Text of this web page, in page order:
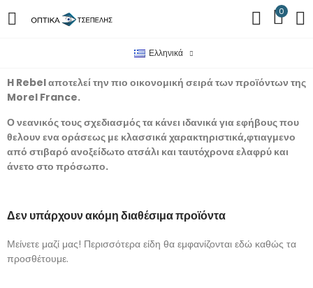
0
Ελληνικά
H Rebel αποτελεί την πιο οικονομική σειρά των προϊόντων της
Morel France.
Ο νεανικός τους σχεδιασμός τα κάνει ιδανικά για εφήβους που
θελουν ενα οράσεως με κλασσικά χαρακτηριστικά,φτιαγμενο
από στιβαρό ανοξείδωτο ατσάλι και ταυτόχρονα ελαφρύ και
άνετο στο πρόσωπο.
Δεν υπάρχουν ακόμη διαθέσιμα προϊόντα
Μείνετε μαζί μας! Περισσότερα είδη θα εμφανίζονται εδώ καθώς τα
προσθέτουμε.